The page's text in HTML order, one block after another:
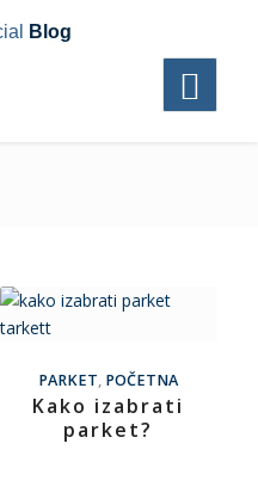
Blog
PARKET, POČETNA
Kako izabrati
parket?